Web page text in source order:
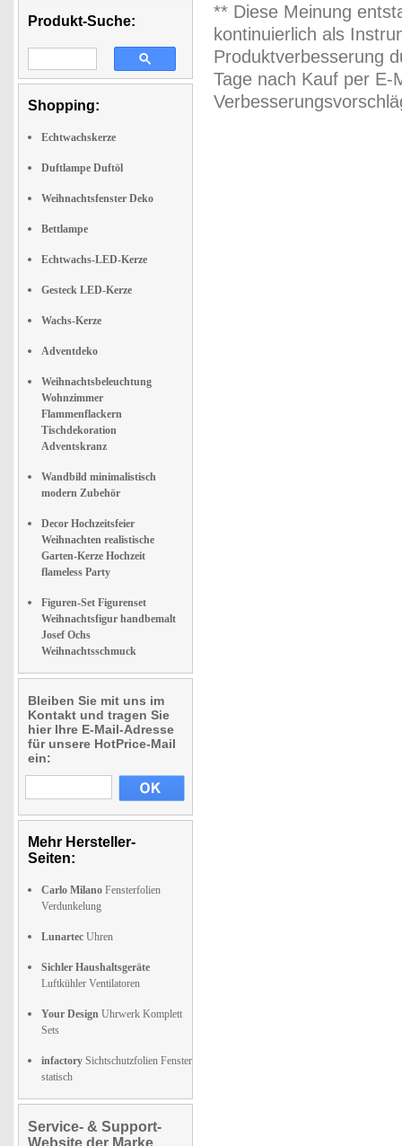
Produkt-Suche:
Shopping:
Echtwachskerze
Duftlampe Duftöl
Weihnachtsfenster Deko
Bettlampe
Echtwachs-LED-Kerze
Gesteck LED-Kerze
Wachs-Kerze
Adventdeko
Weihnachtsbeleuchtung
Wohnzimmer
Flammenflackern
Tischdekoration
Adventskranz
Wandbild minimalistisch
modern Zubehör
Decor Hochzeitsfeier
Weihnachten realistische
Garten-Kerze Hochzeit
flameless Party
Figuren-Set Figurenset
Weihnachtsfigur handbemalt
Josef Ochs
Weihnachtsschmuck
Bleiben Sie mit uns im
Kontakt und tragen Sie
hier Ihre E-Mail-Adresse
für unsere HotPrice-Mail
ein:
Mehr Hersteller-
Seiten:
Carlo Milano Fensterfolien
Verdunkelung
Lunartec Uhren
Sichler Haushaltsgeräte
Luftkühler Ventilatoren
Your Design Uhrwerk Komplett
Sets
infactory Sichtschutzfolien Fenster
statisch
Service- & Support-
Website der Marke
** Diese Meinung
kontinuierlich als
Produktverbesserung
Tage nach Kauf per E-